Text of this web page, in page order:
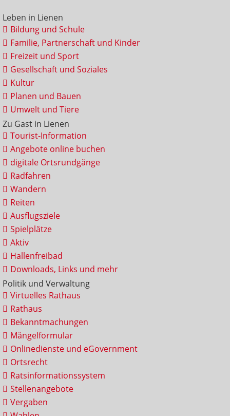
Leben in Lienen
Bildung und Schule
Familie, Partnerschaft und Kinder
Freizeit und Sport
Gesellschaft und Soziales
Kultur
Planen und Bauen
Umwelt und Tiere
Zu Gast in Lienen
Tourist-Information
Angebote online buchen
digitale Ortsrundgänge
Radfahren
Wandern
Reiten
Ausflugsziele
Spielplätze
Aktiv
Hallenfreibad
Downloads, Links und mehr
Politik und Verwaltung
Virtuelles Rathaus
Rathaus
Bekanntmachungen
Mängelformular
Onlinedienste und eGovernment
Ortsrecht
Ratsinformationssystem
Stellenangebote
Vergaben